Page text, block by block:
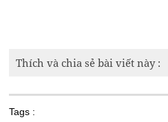
Thích và chia sẻ bài viết này :
Tags :